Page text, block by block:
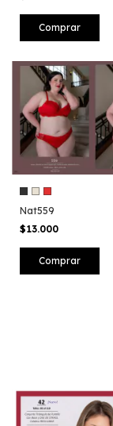
Comprar
Nat559
$13.000
Comprar